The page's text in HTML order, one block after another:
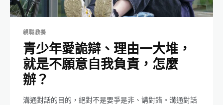
親職教養
青少年愛詭辯、理由一大堆，
就是不願意自我負責，怎麼
辦？
溝通對話的目的，絕對不是要爭是非、講對錯。溝通對話